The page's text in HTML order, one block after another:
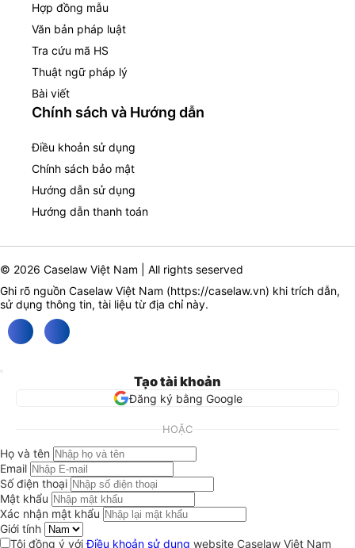
Hợp đồng mẫu
Văn bản pháp luật
Tra cứu mã HS
Thuật ngữ pháp lý
Bài viết
Chính sách và Hướng dẫn
Điều khoản sử dụng
Chính sách bảo mật
Hướng dẫn sử dụng
Hướng dẫn thanh toán
© 2026 Caselaw Việt Nam | All rights seserved
Ghi rõ nguồn Caselaw Việt Nam (https://caselaw.vn) khi trích dẫn,
sử dụng thông tin, tài liệu từ địa chỉ này.
Tạo tài khoản
Đăng ký bằng Google
HOẶC
Họ và tên
Email
Số điện thoại
Mật khẩu
Xác nhận mật khẩu
Giới tính
Tôi đồng ý vớiĐiều khoản sử dụng website Caselaw Việt Nam